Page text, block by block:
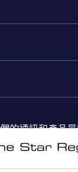
的通訊和產品